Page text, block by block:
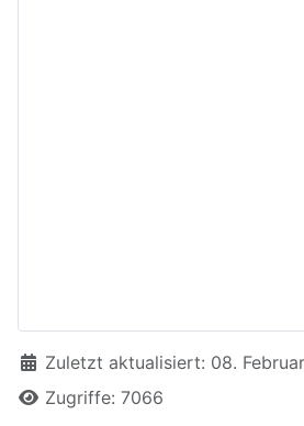
DetailsZuletzt aktualisiert: 08.
Zugriffe: 7066